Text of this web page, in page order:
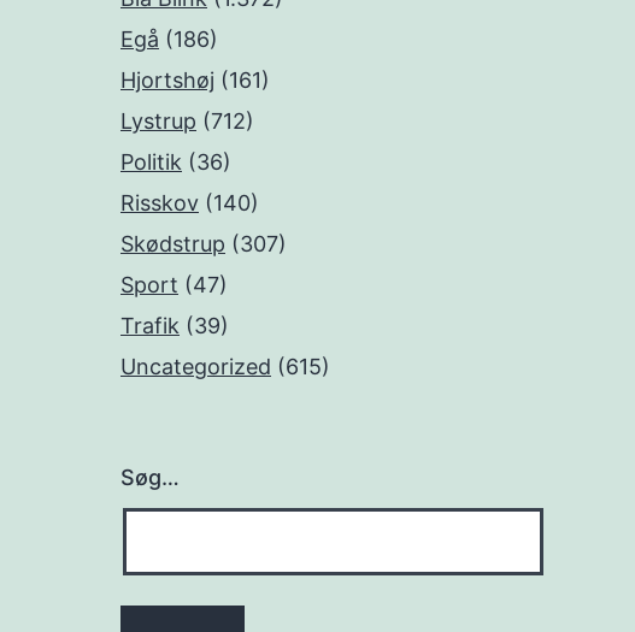
Egå (186)
Hjortshøj (161)
Lystrup (712)
Politik (36)
Risskov (140)
Skødstrup (307)
Sport (47)
Trafik (39)
Uncategorized (615)
Søg…